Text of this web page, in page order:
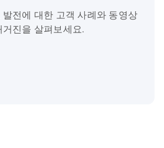
전에 대한 고객 사례와 동영상
진을 살펴보세요.